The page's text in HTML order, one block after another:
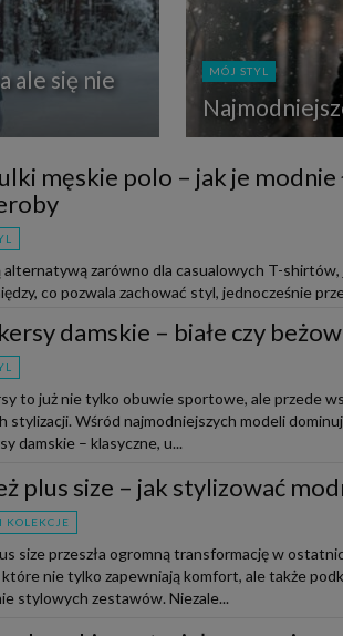
ale się nie
MÓJ STYL
męskie polo – jak je modnie
zarówno dla casualowych T-shirtów,
co pozwala zachować styl, jednocześnie
damskie – białe czy
to już nie tylko obuwie sportowe, ale przede
stylizacji. Wśród najmodniejszych modeli
damskie – klasyczne, u...
plus size – jak stylizować
KOLEKCJE
size przeszła ogromną transformację w
które nie tylko zapewniają komfort, ale także
stylowych zestawów. Niezale...